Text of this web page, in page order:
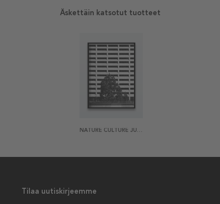
Äskettäin katsotut tuotteet
NATURE CULTURE JULISTE
Tilaa uutiskirjeemme